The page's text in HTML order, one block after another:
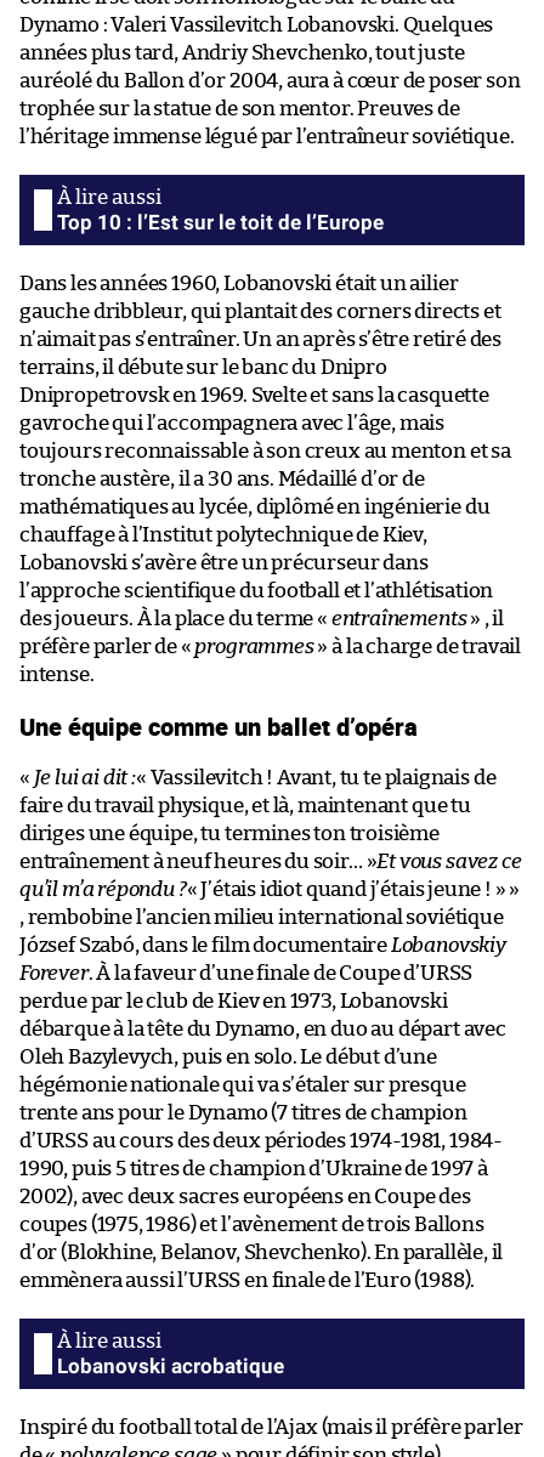
Dynamo : Valeri Vassilevitch Lobanovski. Quelques
années plus tard, Andriy Shevchenko, tout juste
auréolé du Ballon d’or 2004, aura à cœur de poser son
trophée sur la statue de son mentor. Preuves de
l’héritage immense légué par l’entraîneur soviétique.
Top 10 : l’Est sur le toit de l’Europe
Dans les années 1960, Lobanovski était un ailier
gauche dribbleur, qui plantait des corners directs et
n’aimait pas s’entraîner. Un an après s’être retiré des
terrains, il débute sur le banc du Dnipro
Dnipropetrovsk en 1969. Svelte et sans la casquette
gavroche qui l’accompagnera avec l’âge, mais
toujours reconnaissable à son creux au menton et sa
tronche austère, il a 30 ans. Médaillé d’or de
mathématiques au lycée, diplômé en ingénierie du
chauffage à l’Institut polytechnique de Kiev,
Lobanovski s’avère être un précurseur dans
l’approche scientifique du football et l’athlétisation
des joueurs. À la place du terme « entraînements» , il
préfère parler de « programmes» à la charge de travail
intense.
Une équipe comme un ballet d’opéra
« Je lui ai dit :« Vassilevitch ! Avant, tu te plaignais de
faire du travail physique, et là, maintenant que tu
diriges une équipe, tu termines ton troisième
entraînement à neuf heures du soir… »Et vous savez ce
qu’il m’a répondu ?« J’étais idiot quand j’étais jeune ! » »
, rembobine l’ancien milieu international soviétique
József Szabó, dans le film documentaire Lobanovskiy
Forever. À la faveur d’une finale de Coupe d’URSS
perdue par le club de Kiev en 1973, Lobanovski
débarque à la tête du Dynamo, en duo au départ avec
Oleh Bazylevych, puis en solo. Le début d’une
hégémonie nationale qui va s’étaler sur presque
trente ans pour le Dynamo (7 titres de champion
d’URSS au cours des deux périodes 1974-1981, 1984-
1990, puis 5 titres de champion d’Ukraine de 1997 à
2002), avec deux sacres européens en Coupe des
coupes (1975, 1986) et l’avènement de trois Ballons
d’or (Blokhine, Belanov, Shevchenko). En parallèle, il
emmènera aussi l’URSS en finale de l’Euro (1988).
Lobanovski acrobatique
Inspiré du football total de l’Ajax (mais il préfère parler